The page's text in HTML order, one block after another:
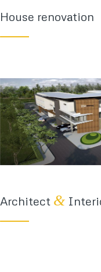
House renovation
Architect &